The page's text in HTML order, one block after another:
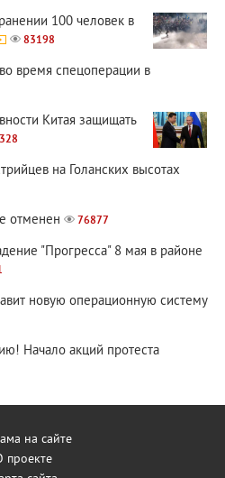
100 человек в
83198
время спецоперации в
Китая защищать
на Голанских высотах
отменен 76877
"Прогресса" 8 мая в районе
новую операционную систему
Начало акций протеста
на сайте
проекте